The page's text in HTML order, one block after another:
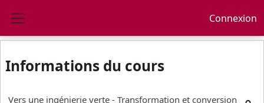
Connexion
Informations du cours
Vers une ingénierie verte - Transformation et conversion